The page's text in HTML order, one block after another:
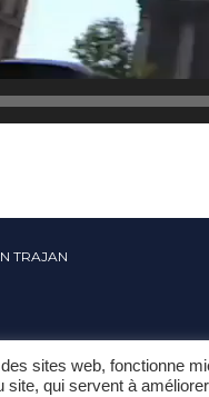
TRAJAN
L612-14 DU CSI :
sites web, fonctionne
site, qui servent à